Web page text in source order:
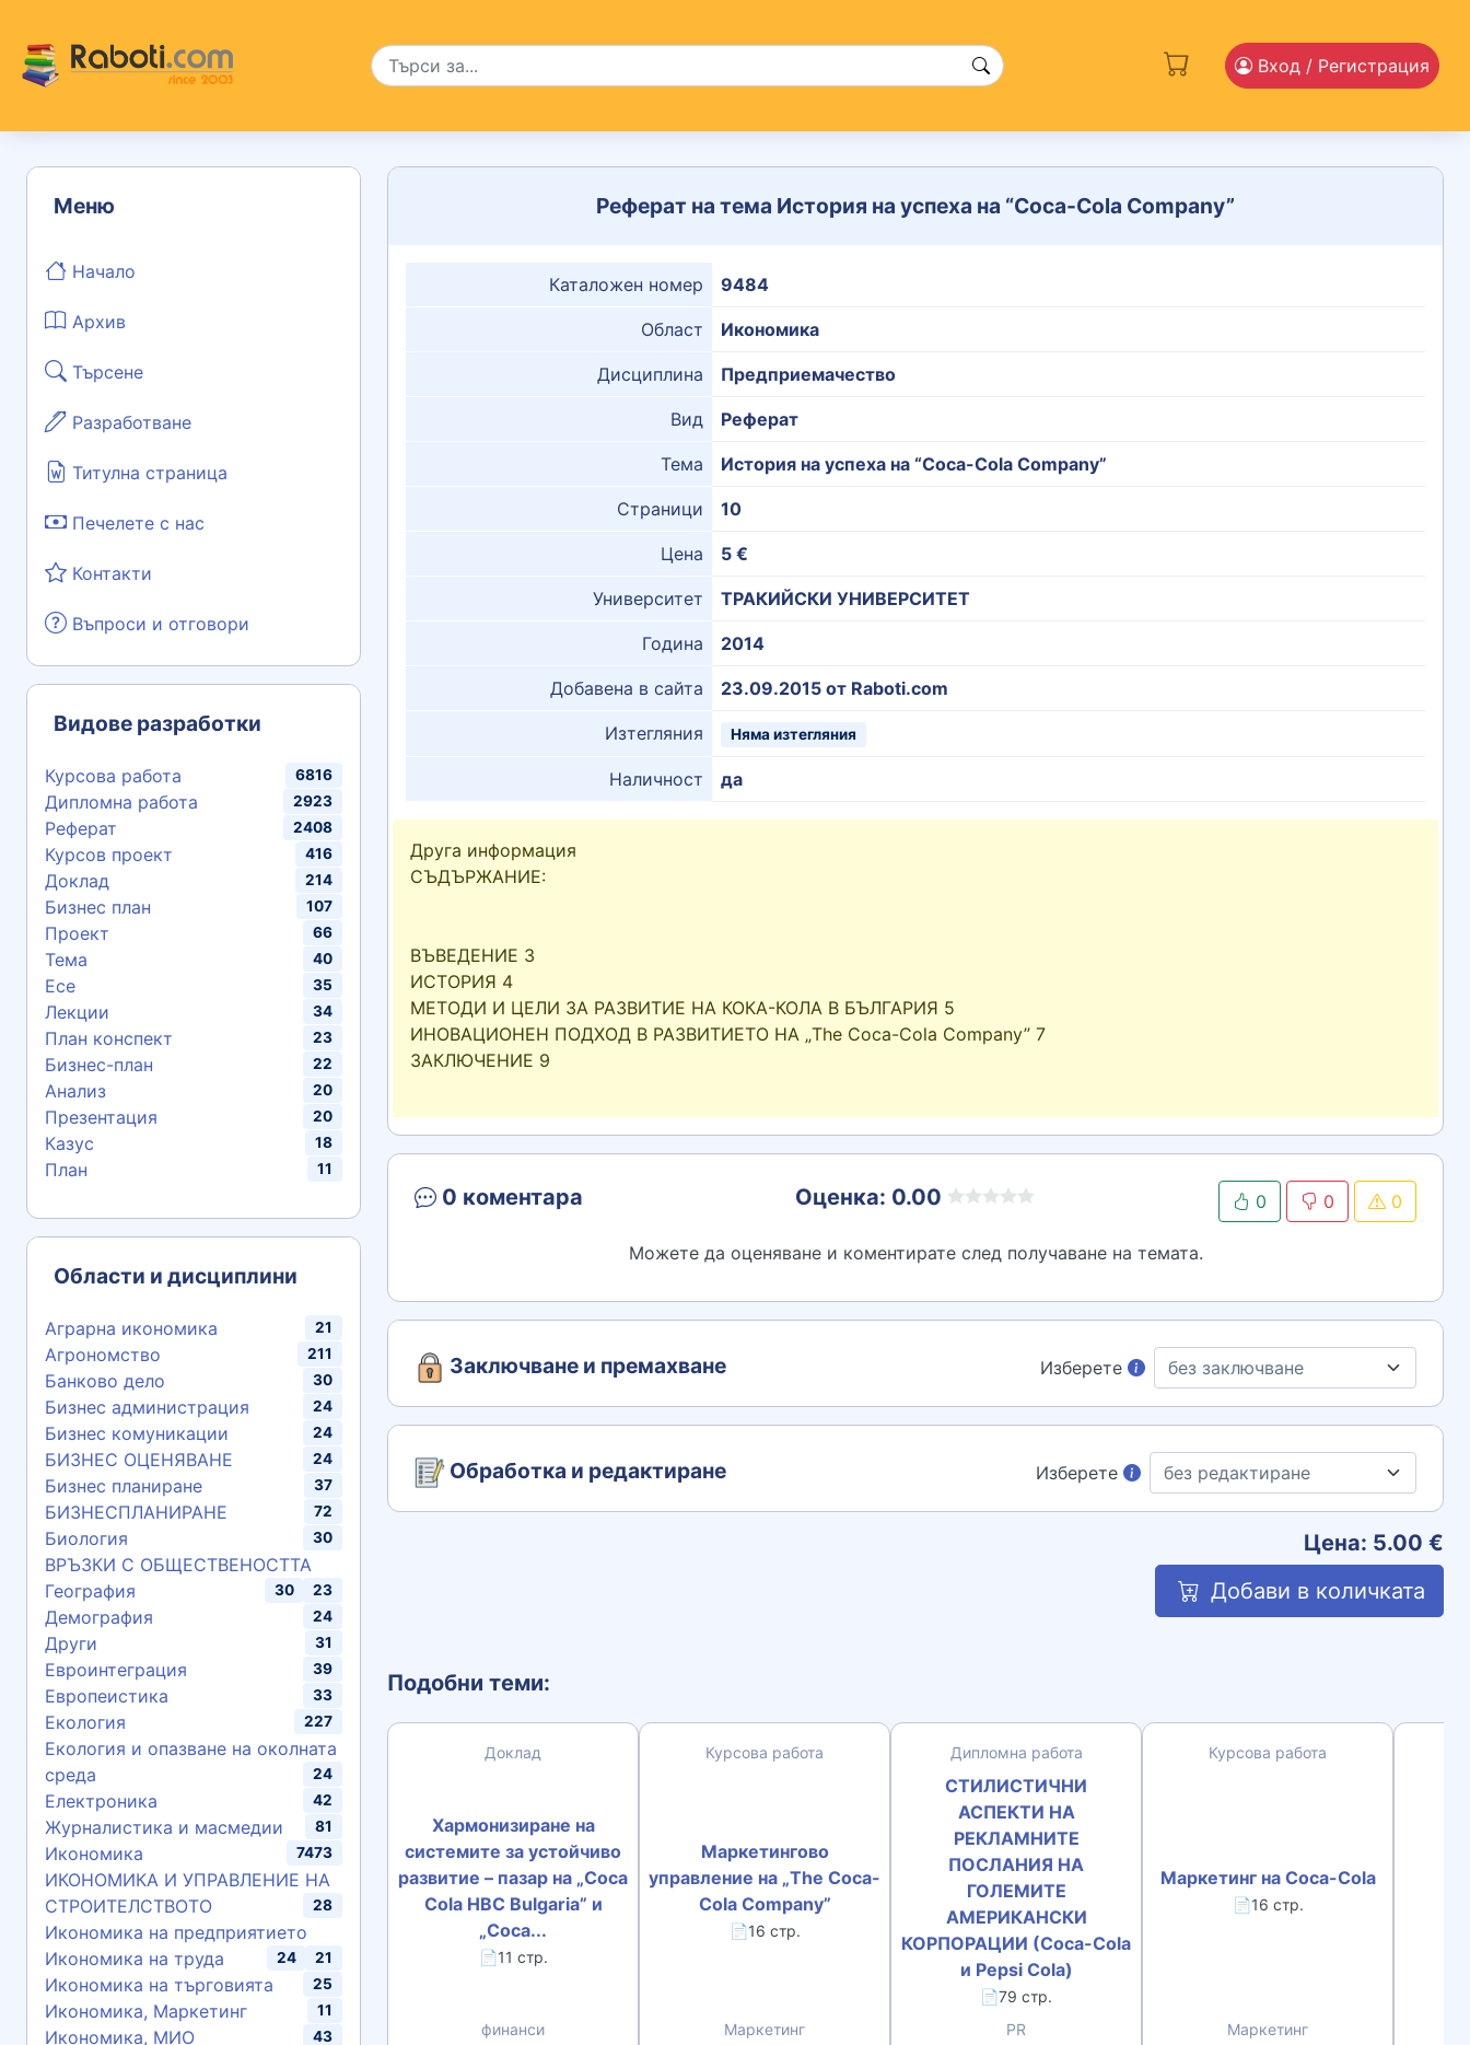
Вход / Регистрация
Меню
Начало
Архив
Търсене
Разработване
Титулна страница
Печелете с нас
Контакти
Въпроси и отговори
Видове разработки
Курсова работа 6816
Дипломна работа 2923
Реферат 2408
Курсов проект 416
Доклад 214
Бизнес план 107
Проект 66
Тема 40
Есе 35
Лекции 34
План конспект 23
Бизнес-план 22
Анализ 20
Презентация 20
Казус 18
План 11
Области и дисциплини
Аграрна икономика 21
Агрономство 211
Банково дело 30
Бизнес администрация 24
Бизнес комуникации 24
БИЗНЕС ОЦЕНЯВАНЕ 24
Бизнес планиране 37
БИЗНЕСПЛАНИРАНЕ 72
Биология 30
ВРЪЗКИ С ОБЩЕСТВЕНОСТТА
23
География 30
Демография 24
Други 31
Евроинтеграция 39
Европеистика 33
Екология 227
Екология и опазване на околната
среда
24
Електроника 42
Журналистика и масмедии 81
Икономика 7473
ИКОНОМИКА И УПРАВЛЕНИЕ НА
СТРОИТЕЛСТВОТО
28
Икономика на предприятието
21
Икономика на труда 24
Икономика на търговията 25
Икономика, Маркетинг 11
Икономика, МИО 43
Реферат на тема История на успеха на “Coca-Cola Company”
Каталожен номер 9484
Област Икономика
Дисциплина Предприемачество
Вид Реферат
Тема История на успеха на “Coca-Cola Company”
Страници 10
Цена 5 €
Университет ТРАКИЙСКИ УНИВЕРСИТЕТ
Година 2014
Добавена в сайта 23.09.2015 от Raboti.com
Изтегляния Няма изтегляния
Наличност да
Друга информация
СЪДЪРЖАНИЕ:
ВЪВЕДЕНИЕ 3
ИСТОРИЯ 4
МЕТОДИ И ЦЕЛИ ЗА РАЗВИТИЕ НА КОКА-КОЛА В БЪЛГАРИЯ 5
ИНОВАЦИОНЕН ПОДХОД В РАЗВИТИЕТО НА „The Coca-Cola Company” 7
ЗАКЛЮЧЕНИЕ 9
0 коментара Оценка: 0.00 0 0 0
Можете да оценяване и коментирате след получаване на темата.
Заключване и премахване Изберете
Обработка и редактиране Изберете
Цена: 5.00 €
Добави в количката
Подобни теми:
Доклад
Хармонизиране на
системите за устойчиво
развитие – пазар на „Coca
Cola HBC Bulgaria” и
„Coca...
📄11 стр.
финанси
Курсова работа
Маркетингово
управление на „The Coca-
Cola Company”
📄16 стр.
Маркетинг
Дипломна работа
СТИЛИСТИЧНИ
АСПЕКТИ НА
РЕКЛАМНИТЕ
ПОСЛАНИЯ НА
ГОЛЕМИТЕ
АМЕРИКАНСКИ
КОРПОРАЦИИ (Coca-Cola
и Pepsi Cola)
📄79 стр.
PR
Курсова работа
Маркетинг на Coca-Cola
📄16 стр.
Маркетинг